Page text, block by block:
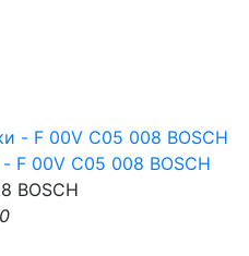
F 00V C05 008 BOSCH
BOSCH
0